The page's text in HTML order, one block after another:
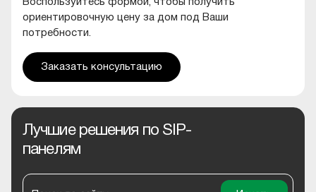
ориентировочную цену за дом под Ваши
потребности.
Заказать консультацию
Лучшие решения по SIP-
панелям